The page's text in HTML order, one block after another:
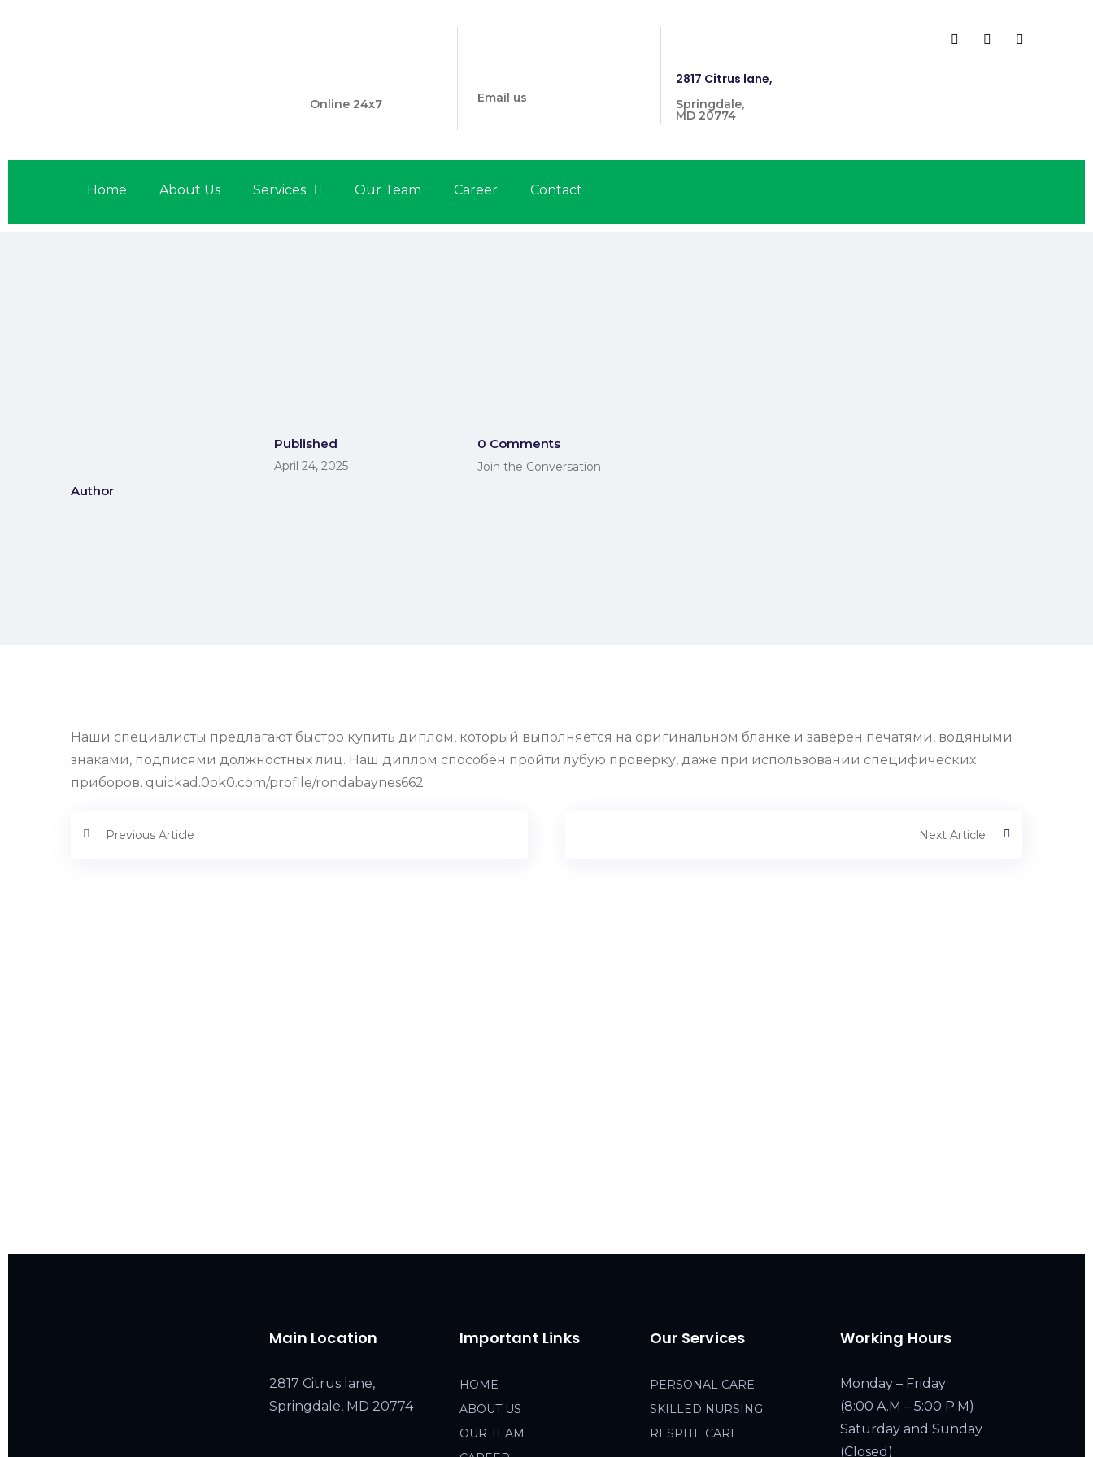
Online 24x7 Email us
2817 Citrus lane,
Springdale,
MD 20774
Home About Us Services Our Team Career Contact
Author
Published
April 24, 2025
0 Comments
Join the Conversation
Наши специалисты предлагают быстро купить диплом, который выполняется на оригинальном бланке и заверен печатями, водяными
знаками, подписями должностных лиц. Наш диплом способен пройти лубую проверку, даже при использовании специфических
приборов. quickad.0ok0.com/profile/rondabaynes662
Previous Article Next Article
Main Location
2817 Citrus lane,
Springdale, MD 20774
Important Links
HOME
ABOUT US
OUR TEAM
Our Services
PERSONAL CARE
SKILLED NURSING
RESPITE CARE
Working Hours
Monday – Friday
(8:00 A.M – 5:00 P.M)
Saturday and Sunday
(Closed)